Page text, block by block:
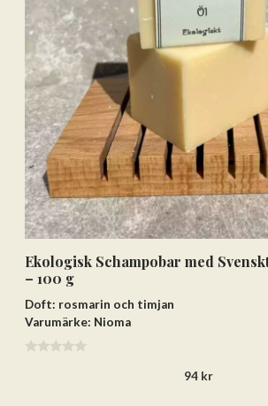
Ekologisk Schampobar med
– 100 g
Doft: rosmarin och timjan
Varumärke: Nioma
94 kr
Lägg till varorna i varukorgen
Gå till kassan och välj
Få hem dina varor först.
Betala via bankkonto eller
betalkort/kreditkort